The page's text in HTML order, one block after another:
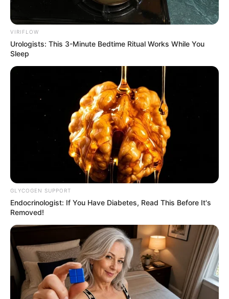
ΕΒΡΑΙΟΙ ΚΑΙ ΕΠΑΝΑΣΤΑΣΕΙΣ….
παρατυπίες και
συγκρούσεις συμφερόντων
Email address:
VIRIFLOW
Urologists: This 3-Minute Bedtime Ritual Works While You
Sleep
GLYCOGEN SUPPORT
Endocrinologist: If You Have Diabetes, Read This Before It's
Removed!